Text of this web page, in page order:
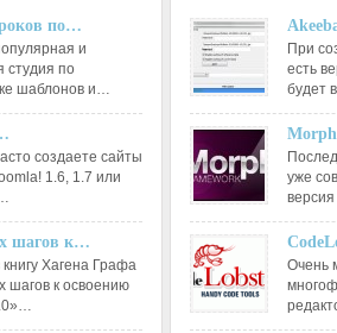
по…
и
студия по
шаблонов и…
создаете сайты
1.6, 1.7 или
шагов к…
Хагена Графа
шагов к освоению
При
есть
будет
уже
Очень